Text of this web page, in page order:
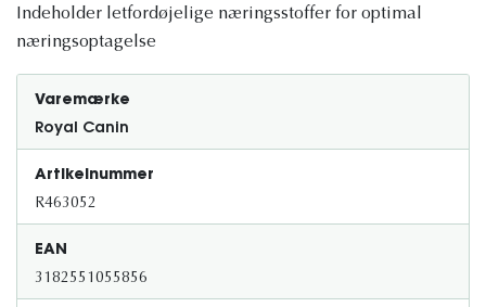
Indeholder letfordøjelige næringsstoffer for optimal
næringsoptagelse
Varemærke
Royal Canin
Artikelnummer
R463052
EAN
3182551055856